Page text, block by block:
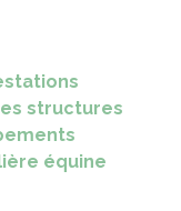
structures
équine